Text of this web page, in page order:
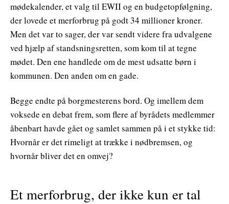
mødekalender, et valg til EWII og en budgetopfølgning,
der lovede et merforbrug på godt 34 millioner kroner.
Men det var to sager, der var sendt videre fra udvalgene
ved hjælp af standsningsretten, som kom til at tegne
mødet. Den ene handlede om de mest udsatte børn i
kommunen. Den anden om en gade.
Begge endte på borgmesterens bord. Og imellem dem
voksede en debat frem, som flere af byrådets medlemmer
åbenbart havde gået og samlet sammen på i et stykke tid:
Hvornår er det rimeligt at trække i nødbremsen, og
hvornår bliver det en omvej?
Et merforbrug, der ikke kun er tal